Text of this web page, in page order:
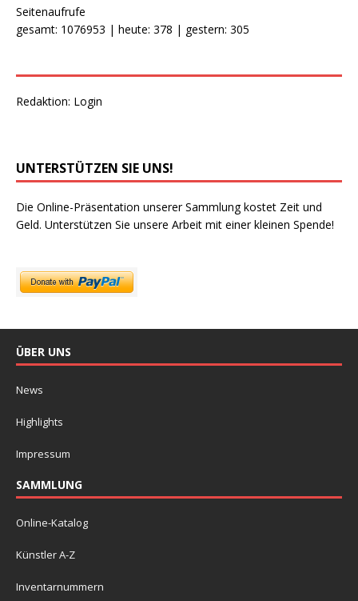
Seitenaufrufe
gesamt: 1076953 | heute: 378 | gestern: 305
Redaktion: Login
UNTERSTÜTZEN SIE UNS!
Die Online-Präsentation unserer Sammlung kostet Zeit und
Geld. Unterstützen Sie unsere Arbeit mit einer kleinen Spende!
ÜBER UNS
News
Highlights
Impressum
SAMMLUNG
Online-Katalog
Künstler A-Z
Inventarnummern